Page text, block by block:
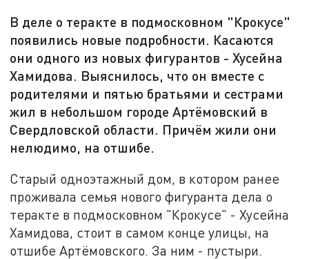
В деле о теракте в подмосковном "Крокусе"
появились новые подробности. Касаются
они одного из новых фигурантов - Хусейна
Хамидова. Выяснилось, что он вместе с
родителями и пятью братьями и сестрами
жил в небольшом городе Артёмовский в
Свердловской области. Причём жили они
нелюдимо, на отшибе.
Старый одноэтажный дом, в котором ранее
проживала семья нового фигуранта дела о
теракте в подмосковном "Крокусе" - Хусейна
Хамидова, стоит в самом конце улицы, на
отшибе Артёмовского. За ним - пустыри.